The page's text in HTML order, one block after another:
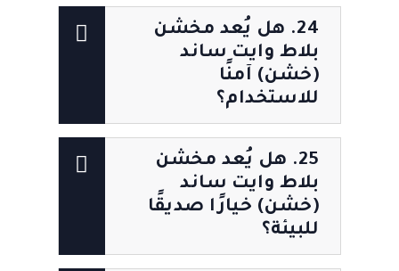
24. هل يُعد مخشن
بلاط وايت ساند
(خشن) آمنًا
للاستخدام؟
25. هل يُعد مخشن
بلاط وايت ساند
(خشن) خيارًا صديقًا
للبيئة؟